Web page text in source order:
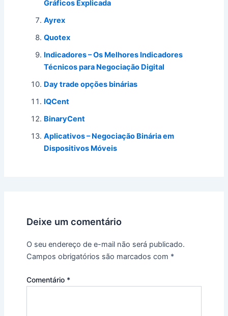
Gráficos Explicada
Ayrex
Quotex
Indicadores – Os Melhores Indicadores
Técnicos para Negociação Digital
Day trade opções binárias
IQCent
BinaryCent
Aplicativos – Negociação Binária em
Dispositivos Móveis
Deixe um comentário
O seu endereço de e-mail não será publicado.
Campos obrigatórios são marcados com *
Comentário *